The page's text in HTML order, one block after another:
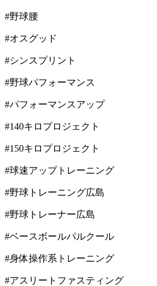
#野球腰
#オスグッド
#シンスプリント
#野球パフォーマンス
#パフォーマンスアップ
#140キロプロジェクト
#150キロプロジェクト
#球速アップトレーニング
#野球トレーニング広島
#野球トレーナー広島
#ベースボールパルクール
#身体操作系トレーニング
#アスリートファスティング